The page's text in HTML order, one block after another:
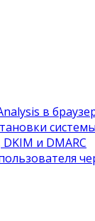
в
системы
и DMARC